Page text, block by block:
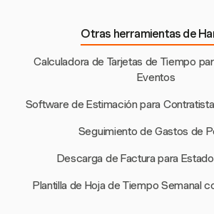
Otras herramientas de
Calculadora de Tarjetas de Tiempo
Eventos
Software de Estimación para
Seguimiento de Gastos de
Descarga de Factura para
Plantilla de Hoja de Tiempo Semanal